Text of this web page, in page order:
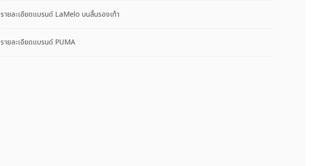
รายละเอียดแบรนด์ LaMelo บนลิ้นรองเท้า
รายละเอียดแบรนด์ PUMA